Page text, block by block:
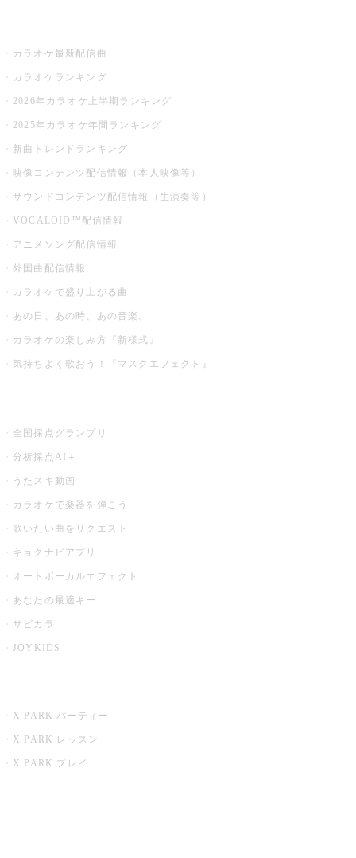
カラオケ最新配信曲
カラオケランキング
2026年カラオケ上半期ランキング
2025年カラオケ年間ランキング
新曲トレンドランキング
映像コンテンツ配信情報（本人映像等）
サウンドコンテンツ配信情報（生演奏等）
VOCALOID™配信情報
アニメソング配信情報
外国曲配信情報
カラオケで盛り上がる曲
あの日、あの時、あの音楽。
カラオケの楽しみ方『新様式』
気持ちよく歌おう！『マスクエフェクト』
全国採点グランプリ
分析採点AI＋
うたスキ動画
カラオケで楽器を弾こう
歌いたい曲をリクエスト
キョクナビアプリ
オートボーカルエフェクト
あなたの最適キー
サビカラ
JOYKIDS
X PARK パーティー
X PARK レッスン
X PARK プレイ